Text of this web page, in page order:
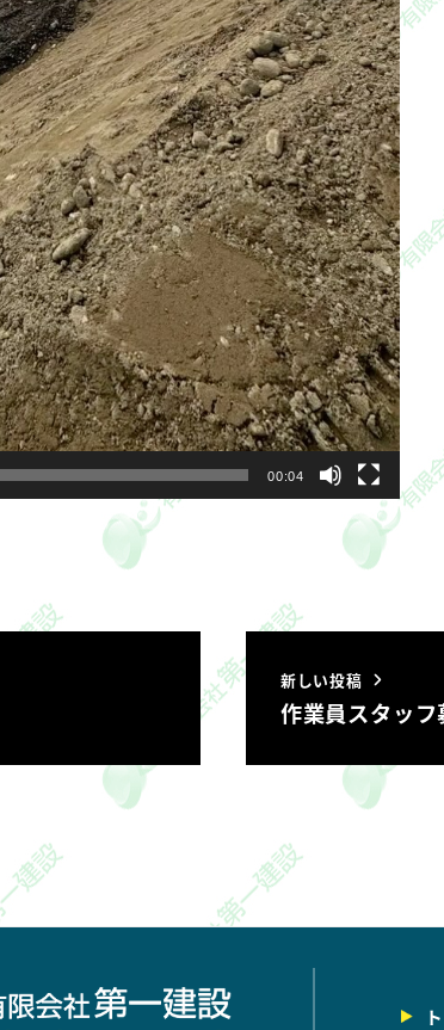
00:04
新しい投稿
作業員スタッフ